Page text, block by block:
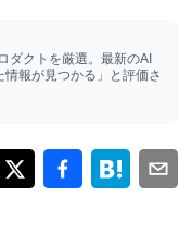
ダクトを厳選。最新のAI
報が見つかる」と評価さ